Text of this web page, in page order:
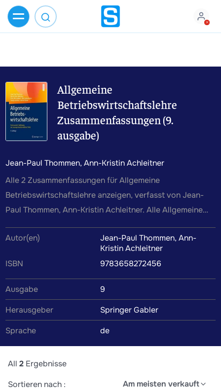
Allgemeine
Betriebswirtschaftslehre
Zusammenfassungen (9.
ausgabe)
Jean-Paul Thommen, Ann-Kristin Achleitner
Alle 2 Zusammenfassungen für Allgemeine
Betriebswirtschaftslehre anzeigen, verfasst von Jean-
Paul Thommen, Ann-Kristin Achleitner. Alle Allgemeine
Mitschriften, Karteikarten, Lernzettel und weiteres
Lernmaterial werden von Kommilitonen oder Tutoren
verfasst, um dir das Verständnis des Lehrbuchinhalts zu
erleichtern. Wenn du die Zusammenfassung findest, die
perfekt zu deinem Lernstil passt, wird das Lernen zum
Kinderspiel.
Autor(en)
Jean-Paul Thommen, Ann-
Kristin Achleitner
ISBN
9783658272456
Ausgabe
9
Herausgeber
Springer Gabler
Sprache
de
All 2 Ergebnisse
Sortieren nach :
Am meisten verkauft